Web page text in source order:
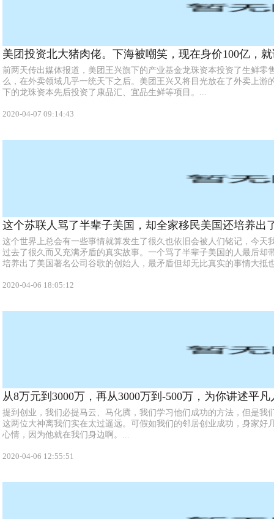
美团投资北大猪肉佬。下海被嘲笑，现在身价100亿，
前两天传出媒体报道，美团王兴旗下的产业基金龙珠资本投资了生鲜零
么，在外卖领域几乎一统天下之后。美团王兴又将目光放在了外卖上游
下的龙珠资本先后投资了康品汇、宜品生鲜等项目。...
2020-04-07 09:14:43
这个苏联人骂了半辈子美国，却全家移民美国还培养出
这个世界上总会有一些事情就算发生了很久也依旧会被人们铭记，今天
过去了很久而又充满矛盾的真实故事。一个骂了半辈子美国的人最后却
培养出了美国著名公司谷歌的创始人，最矛盾但却无比真实的事情大抵
2020-04-06 18:05:12
从8万元到3000万，再从3000万到-500万，为你讲述平
提到创业，我们必提马云、马化腾，我们学习他们成功的方法，但是我
这两位大神离我们实在太过遥远。可假如我们的邻居创业成功，身家好
心情，因为他就在我们身边啊。...
2020-04-06 12:55:51